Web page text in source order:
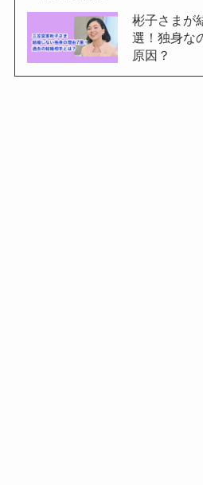
彬子さまが
選！独身な
原因？